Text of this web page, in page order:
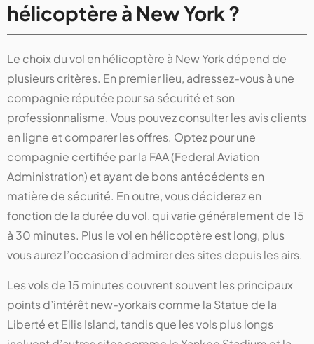
hélicoptère à New York ?
Le choix du vol en hélicoptère à New York dépend de
plusieurs critères. En premier lieu, adressez-vous à une
compagnie réputée pour sa sécurité et son
professionnalisme. Vous pouvez consulter les avis clients
en ligne et comparer les offres. Optez pour une
compagnie certifiée par la FAA (Federal Aviation
Administration) et ayant de bons antécédents en
matière de sécurité. En outre, vous déciderez en
fonction de la durée du vol, qui varie généralement de 15
à 30 minutes. Plus le vol en hélicoptère est long, plus
vous aurez l’occasion d’admirer des sites depuis les airs.
Les vols de 15 minutes couvrent souvent les principaux
points d’intérêt new-yorkais comme la Statue de la
Liberté et Ellis Island, tandis que les vols plus longs